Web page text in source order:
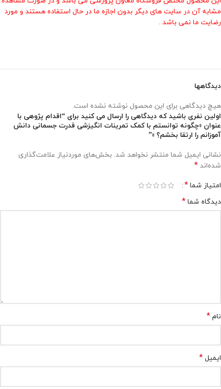
مشابه آن در سایت های دیگر بدون اجازه ما در حال استفاده هستند و مورد
رضایت ما نمی باشد .
دیدگاهها
هیچ دیدگاهی برای این محصول نوشته نشده است.
اولین نفری باشید که دیدگاهی را ارسال می کنید برای “اقدام پژوهی با
عنوان «چگونه توانستم با کمک تمرینات انگیزشی قدرت جسمانی دانش
آموزانم را ارتقا بخشم؟ »”
نشانی ایمیل شما منتشر نخواهد شد. بخش‌های موردنیاز علامت‌گذاری
شده‌اند *
امتیاز شما *
دیدگاه شما *
نام *
ایمیل *